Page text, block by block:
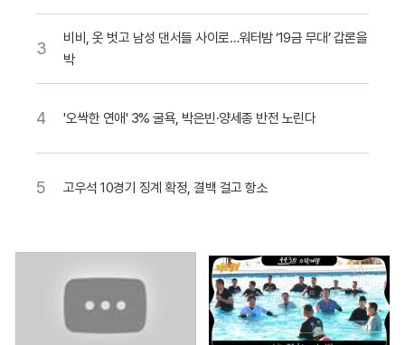
3
비비, 옷 벗고 남성 댄서들 사이로…워터밤 ‘19금 무대’ 갑론을
박
4 '오싹한 연애' 3% 굴욕, 박은빈·양세종 반전 노린다
5 고우석 10경기 징계 확정, 결백 걸고 항소